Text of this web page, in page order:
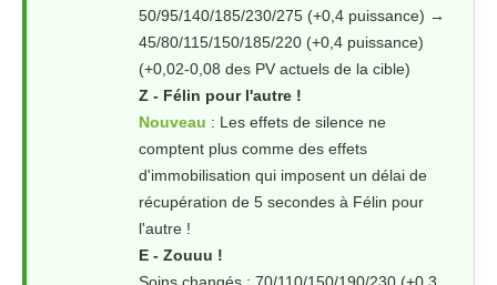
50/95/140/185/230/275 (+0,4 puissance) →
45/80/115/150/185/220 (+0,4 puissance)
(+0,02-0,08 des PV actuels de la cible)
Z - Félin pour l'autre !
Nouveau : Les effets de silence ne
comptent plus comme des effets
d'immobilisation qui imposent un délai de
récupération de 5 secondes à Félin pour
l'autre !
E - Zouuu !